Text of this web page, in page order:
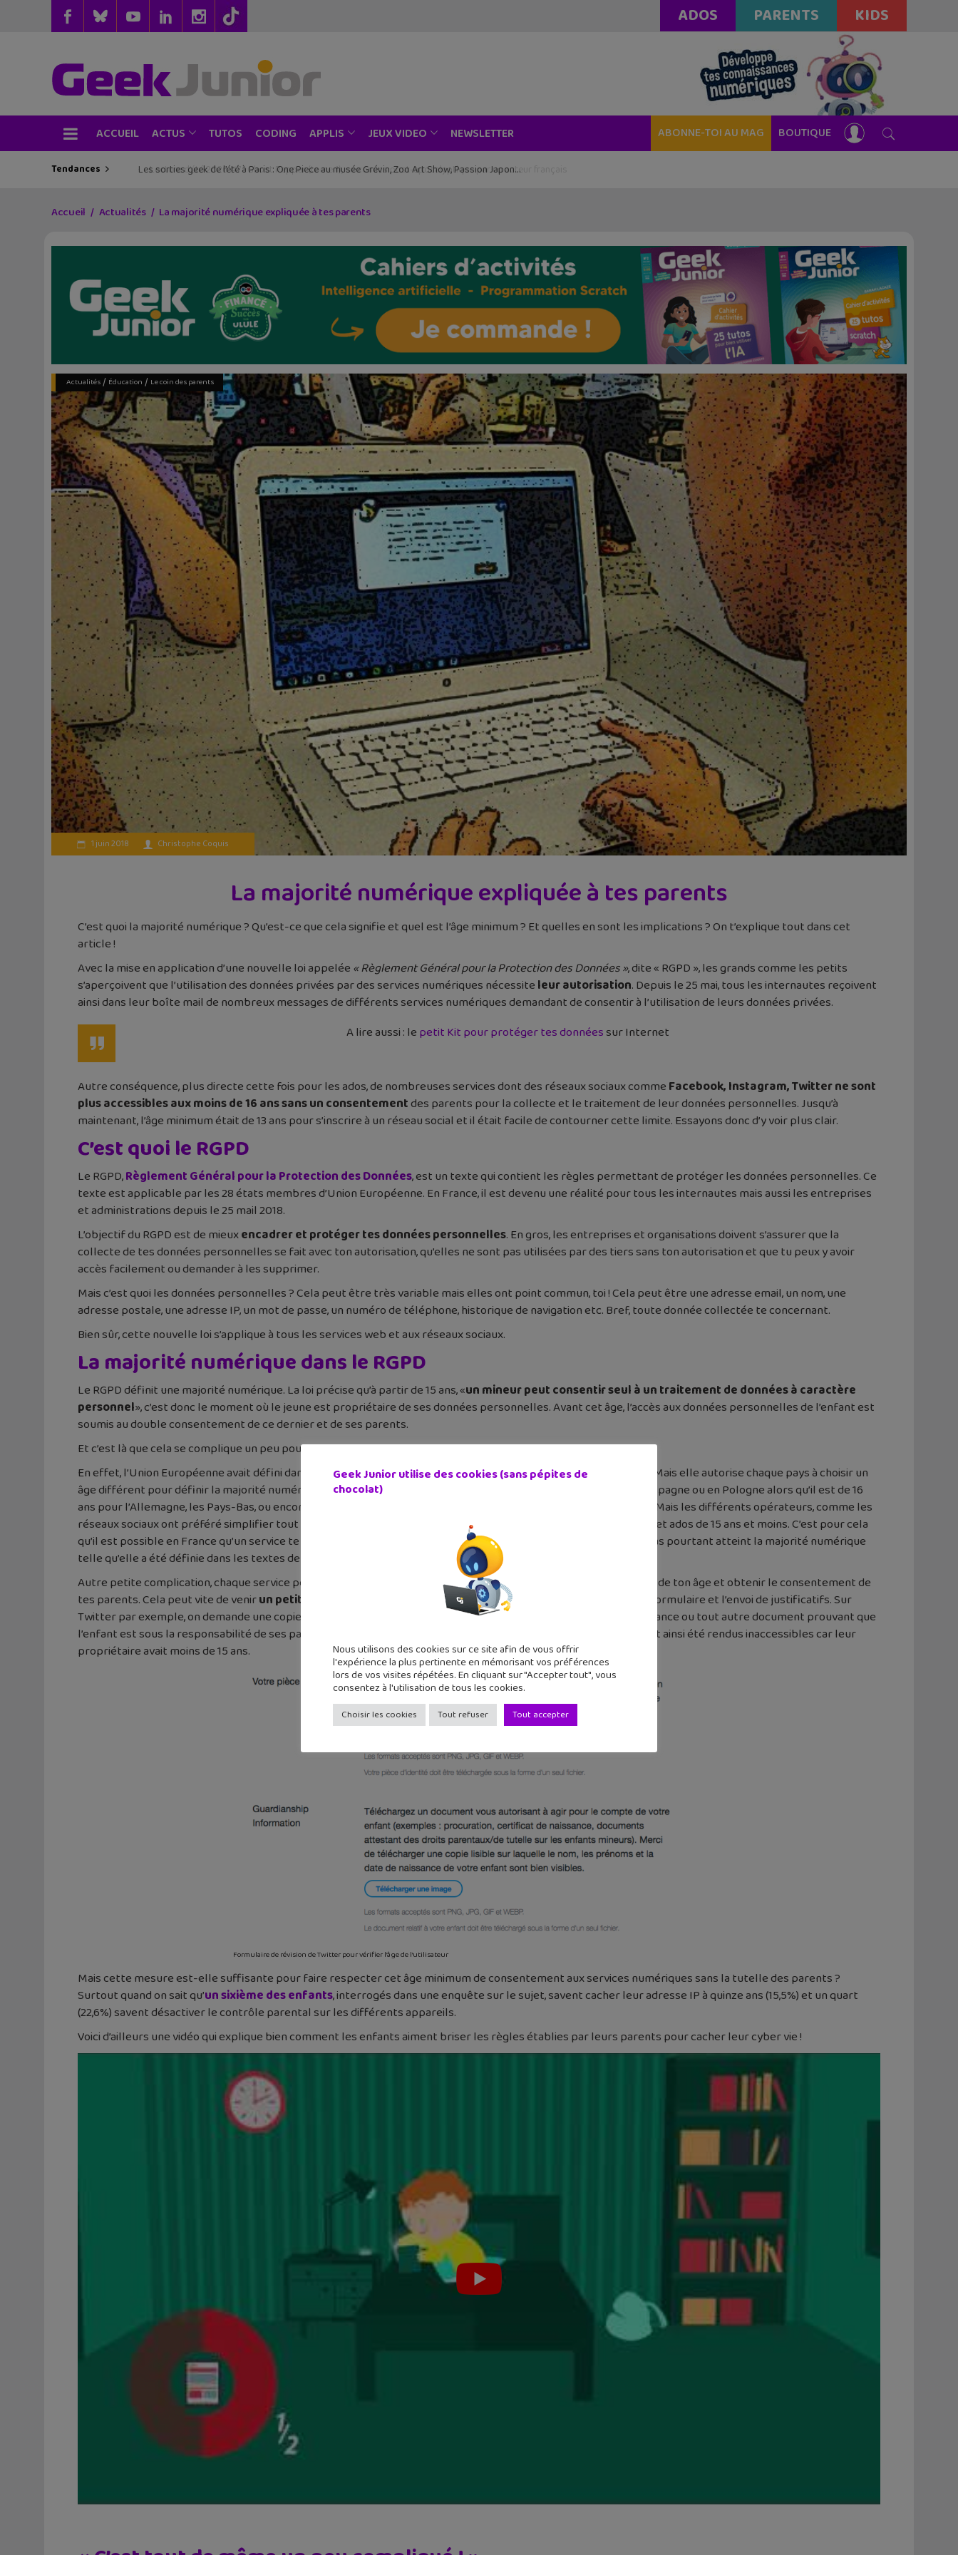
ADOS PARENTS KIDS
ACCUEIL ACTUS TUTOS CODING APPLIS JEUX VIDEO NEWSLETTER ABONNE-TOI AU MAG BOUTIQUE
Tendances Les sorties geek de l’été à Paris : One Piece au musée Grévin, Zoo Art Show, Passion Japon…
Accueil Actualités La majorité numérique expliquée à tes parents
Actualités/ Éducation / Le coin des parents
1 juin 2018 Christophe Coquis
La majorité numérique expliquée à tes parents
C’est quoi la majorité numérique ? Qu’est-ce que cela signifie et quel est l’âge minimum ? Et quelles en sont les implications ? On t’explique tout dans cet
article !
Avec la mise en application d’une nouvelle loi appelée« Règlement Général pour la Protection des Données », dite « RGPD », les grands comme les petits
s’aperçoivent que l’utilisation des données privées par des services numériques nécessiteleur autorisation. Depuis le 25 mai, tous les internautes reçoivent
ainsi dans leur boîte mail de nombreux messages de différents services numériques demandant de consentir à l’utilisation de leurs données privées.
A lire aussi : lepetit Kit pour protéger tes donnéessur Internet
Autre conséquence, plus directe cette fois pour les ados, de nombreuses services dont des réseaux sociaux commeFacebook, Instagram, Twitter ne sont
plus accessibles aux moins de 16 ans sans un consentementdes parents pour la collecte et le traitement de leur données personnelles. Jusqu’à
maintenant, l’âge minimum était de 13 ans pour s’inscrire à un réseau social et il était facile de contourner cette limite. Essayons donc d’y voir plus clair.
C’est quoi le RGPD
Le RGPD,Règlement Général pour la Protection des Données, est un texte qui contient les règles permettant de protéger les données personnelles. Ce
texte est applicable par les 28 états membres d’Union Européenne. En France, il est devenu une réalité pour tous les internautes mais aussi les entreprises
et administrations depuis le 25 mail 2018.
L’objectif du RGPD est de mieuxencadrer et protéger tes données personnelles. En gros, les entreprises et organisations doivent s’assurer que la
collecte de tes données personnelles se fait avec ton autorisation, qu’elles ne sont pas utilisées par des tiers sans ton autorisation et que tu peux y avoir
accès facilement ou demander à les supprimer.
Mais c’est quoi les données personnelles ? Cela peut être très variable mais elles ont point commun, toi ! Cela peut être une adresse email, un nom, une
adresse postale, une adresse IP, un mot de passe, un numéro de téléphone, historique de navigation etc. Bref, toute donnée collectée te concernant.
Bien sûr, cette nouvelle loi s’applique à tous les services web et aux réseaux sociaux.
La majorité numérique dans le RGPD
Le RGPD définit une majorité numérique. La loi précise qu’à partir de 15 ans, «un mineur peut consentir seul à un traitement de données à caractère
personnel», c’est donc le moment où le jeune est propriétaire de ses données personnelles. Avant cet âge, l’accès aux données personnelles de l’enfant est
soumis au double consentement de ce dernier et de ses parents.
Et c’est là que cela se complique un peu pour les ados.
En effet, l’Union Européenne avait défini dans la directive qui a inspiré la loi française unâge minimum de 16 ans
. Mais elle autorise chaque pays à choisir un
âge différent pour définir la majorité numérique. Ainsi l’âge minimal est de 13 ans au Royaume-Uni, en Irlande, en Espagne ou en Pologne alors qu’il est de 16
ans pour l’Allemagne, les Pays-Bas, ou encore la Hongrie.
. Mais les différents opérateurs, comme les
réseaux sociaux ont préféré simplifier tout cela et demande le consentement des parents pour tous les enfants et ados de 15 ans et moins. C’est pour cela
qu’il est possible en France qu’un service te demande le consentement de tes parents si tu as 15 ans alors que tu as pourtant atteint la majorité numérique
telle qu’elle a été définie dans les textes de loi français.
Autre petite complication, chaque service peut demander des justificatifs différents pour que tu puisses justifier de ton âge et obtenir le consentement de
tes parents. Cela peut vite de venirun petit casse-tête
. Le consentement peut passer par le remplissage d’un formulaire et l’envoi de justificatifs. Sur
Twitter par exemple, on demande une copie d’un document d’identité des parents, accompagné d’un acte de naissance ou tout autre document prouvant que
l’enfant est sous la responsabilité de ses parents. En tout cas, sur Twitter par exemple, de nombreux comptes ont ainsi été rendus inaccessibles car leur
propriétaire avait moins de 15 ans.
Formulaire de révision de Twitter pour vérifier l’âge de l’utilisateur
Mais cette mesure est-elle suffisante pour faire respecter cet âge minimum de consentement aux services numériques sans la tutelle des parents ?
Surtout quand on sait qu’un sixième des enfants, interrogés dans une enquête sur le sujet, savent cacher leur adresse IP à quinze ans (15,5%) et un quart
(22,6%) savent désactiver le contrôle parental sur les différents appareils.
Voici d’ailleurs une vidéo qui explique bien comment les enfants aiment briser les règles établies par leurs parents pour cacher leur cyber vie !
Geek Junior utilise des cookies (sans pépites de
chocolat)
Nous utilisons des cookies sur ce site afin de vous offrir
l'expérience la plus pertinente en mémorisant vos préférences
lors de vos visites répétées. En cliquant sur "Accepter tout", vous
consentez à l'utilisation de tous les cookies.
Choisir les cookies Tout refuser Tout accepter